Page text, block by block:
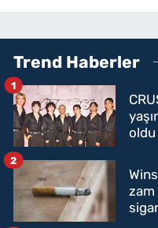
Trend Haberler
oldu
1
2